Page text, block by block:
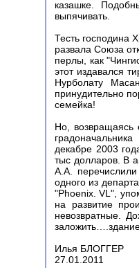
казашке.
выпячивать.
Тесть господина
развала Союза
перлы, как
этот издавался
Нурболату
принудительно
семейка!
Но, возвращаясь
декабре 2003
тыс долларов. В
А.А.
одного из
"Phoenix. VL",
на развитие
невозвратные.
Илья БЛОГГЕР
27.01.2011